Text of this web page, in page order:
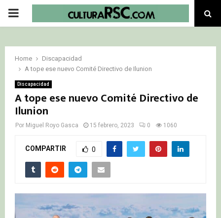
PRIMARY
Home
Discapacidad
A tope ese nuevo Comité Directivo de Ilunion
Discapacidad
A tope ese nuevo Comité Directivo de
Ilunion
Por Miguel Royo Gasca 15 febrero, 2023 0 1060
COMPARTIR 0